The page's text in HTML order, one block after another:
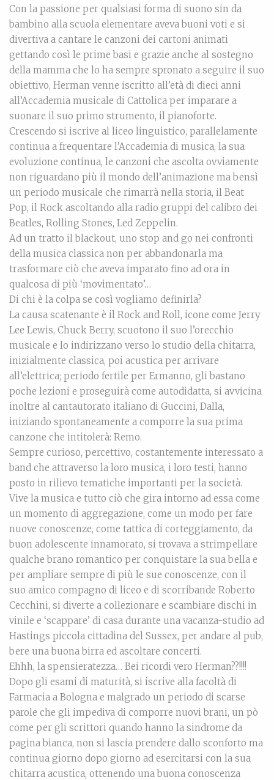
Con la passione per qualsiasi forma di suono sin da
bambino alla scuola elementare aveva buoni voti e si
divertiva a cantare le canzoni dei cartoni animati
gettando così le prime basi e grazie anche al sostegno
della mamma che lo ha sempre spronato a seguire il suo
obiettivo, Herman venne iscritto all’età di dieci anni
all’Accademia musicale di Cattolica per imparare a
suonare il suo primo strumento, il pianoforte.
Crescendo si iscrive al liceo linguistico, parallelamente
continua a frequentare l’Accademia di musica, la sua
evoluzione continua, le canzoni che ascolta ovviamente
non riguardano più il mondo dell’animazione ma bensì
un periodo musicale che rimarrà nella storia, il Beat
Pop, il Rock ascoltando alla radio gruppi del calibro dei
Beatles, Rolling Stones, Led Zeppelin.
Ad un tratto il blackout, uno stop and go nei confronti
della musica classica non per abbandonarla ma
trasformare ciò che aveva imparato fino ad ora in
qualcosa di più ‘movimentato’…
Di chi è la colpa se così vogliamo definirla?
La causa scatenante è il Rock and Roll, icone come Jerry
Lee Lewis, Chuck Berry, scuotono il suo l’orecchio
musicale e lo indirizzano verso lo studio della chitarra,
inizialmente classica, poi acustica per arrivare
all’elettrica; periodo fertile per Ermanno, gli bastano
poche lezioni e proseguirà come autodidatta, si avvicina
inoltre al cantautorato italiano di Guccini, Dalla,
iniziando spontaneamente a comporre la sua prima
canzone che intitolerà: Remo.
Sempre curioso, percettivo, costantemente interessato a
band che attraverso la loro musica, i loro testi, hanno
posto in rilievo tematiche importanti per la società.
Vive la musica e tutto ciò che gira intorno ad essa come
un momento di aggregazione, come un modo per fare
nuove conoscenze, come tattica di corteggiamento, da
buon adolescente innamorato, si trovava a strimpellare
qualche brano romantico per conquistare la sua bella e
per ampliare sempre di più le sue conoscenze, con il
suo amico compagno di liceo e di scorribande Roberto
Cecchini, si diverte a collezionare e scambiare dischi in
vinile e ‘scappare’ di casa durante una vacanza-studio ad
Hastings piccola cittadina del Sussex, per andare al pub,
bere una buona birra ed ascoltare concerti.
Ehhh, la spensieratezza… Bei ricordi vero Herman??!!!!
Dopo gli esami di maturità, si iscrive alla facoltà di
Farmacia a Bologna e malgrado un periodo di scarse
parole che gli impediva di comporre nuovi brani, un pò
come per gli scrittori quando hanno la sindrome da
pagina bianca, non si lascia prendere dallo sconforto ma
continua giorno dopo giorno ad esercitarsi con la sua
chitarra acustica, ottenendo una buona conoscenza